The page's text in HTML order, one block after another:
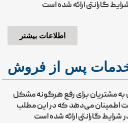
اطلاعات بیشتر
پس از فروش
مشتریان برای رفع هرگونه مشکل
می‌دهد که در این مطلب